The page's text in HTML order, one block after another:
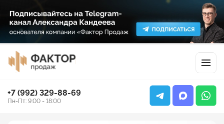
+7 (992) 329-88-69
Пн-Пт: 9:00 - 18:00